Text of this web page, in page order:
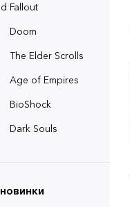
Fallout
Doom
The Elder Scrolls
Age of Empires
BioShock
Dark Souls